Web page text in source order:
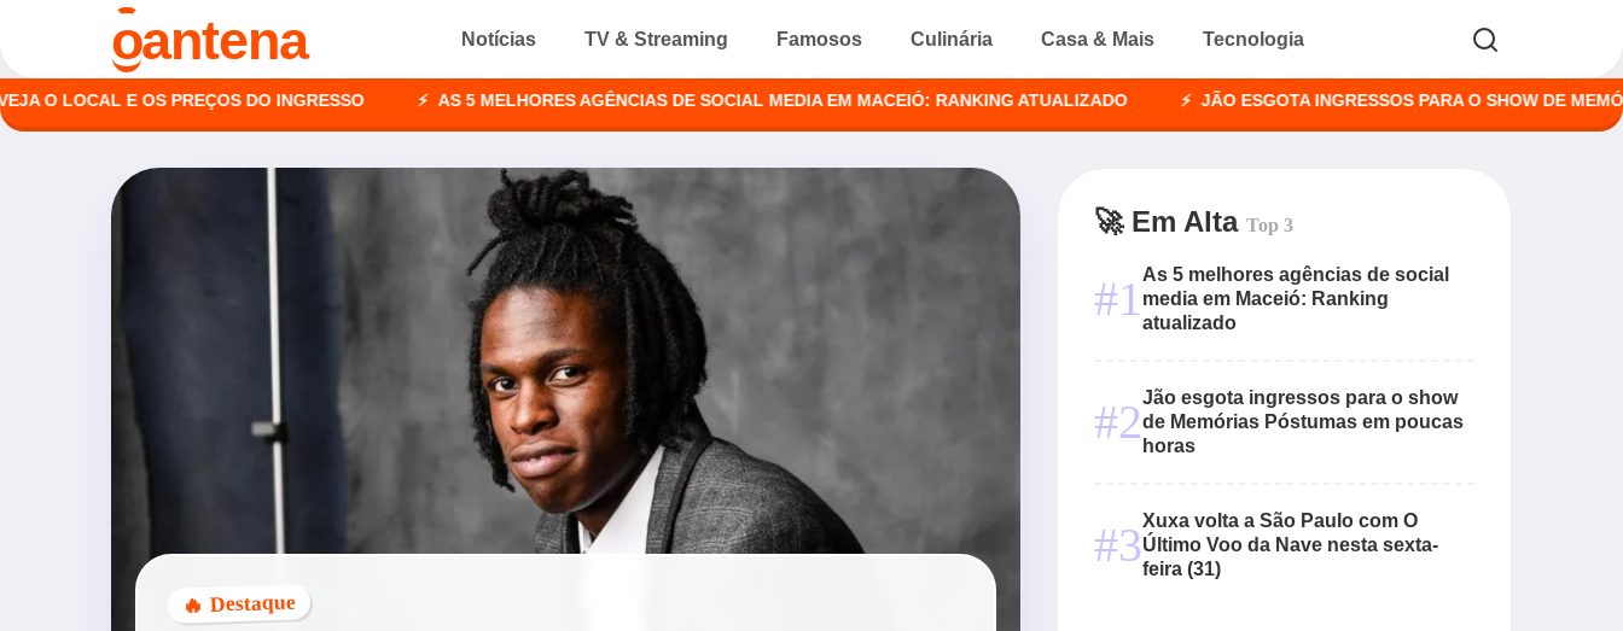
oantena Notícias TV & Streaming Famosos Culinária Casa & Mais Tecnologia
E OS PREÇOS DO INGRESSO AS 5 MELHORES AGÊNCIAS DE SOCIAL MEDIA EM MACEIÓ: RANKING ATUALIZADO JÃO ESGOTA INGRESSOS PARA O SHOW DE MEMÓRIAS
🔥 Destaque
🚀 Em AltaTop 3
#1As 5 melhores agências de social
media em Maceió: Ranking
atualizado
#2Jão esgota ingressos para o show
de Memórias Póstumas em poucas
horas
#3Xuxa volta a São Paulo com O
Último Voo da Nave nesta sexta-
feira (31)